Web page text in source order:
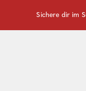
Sichere dir im